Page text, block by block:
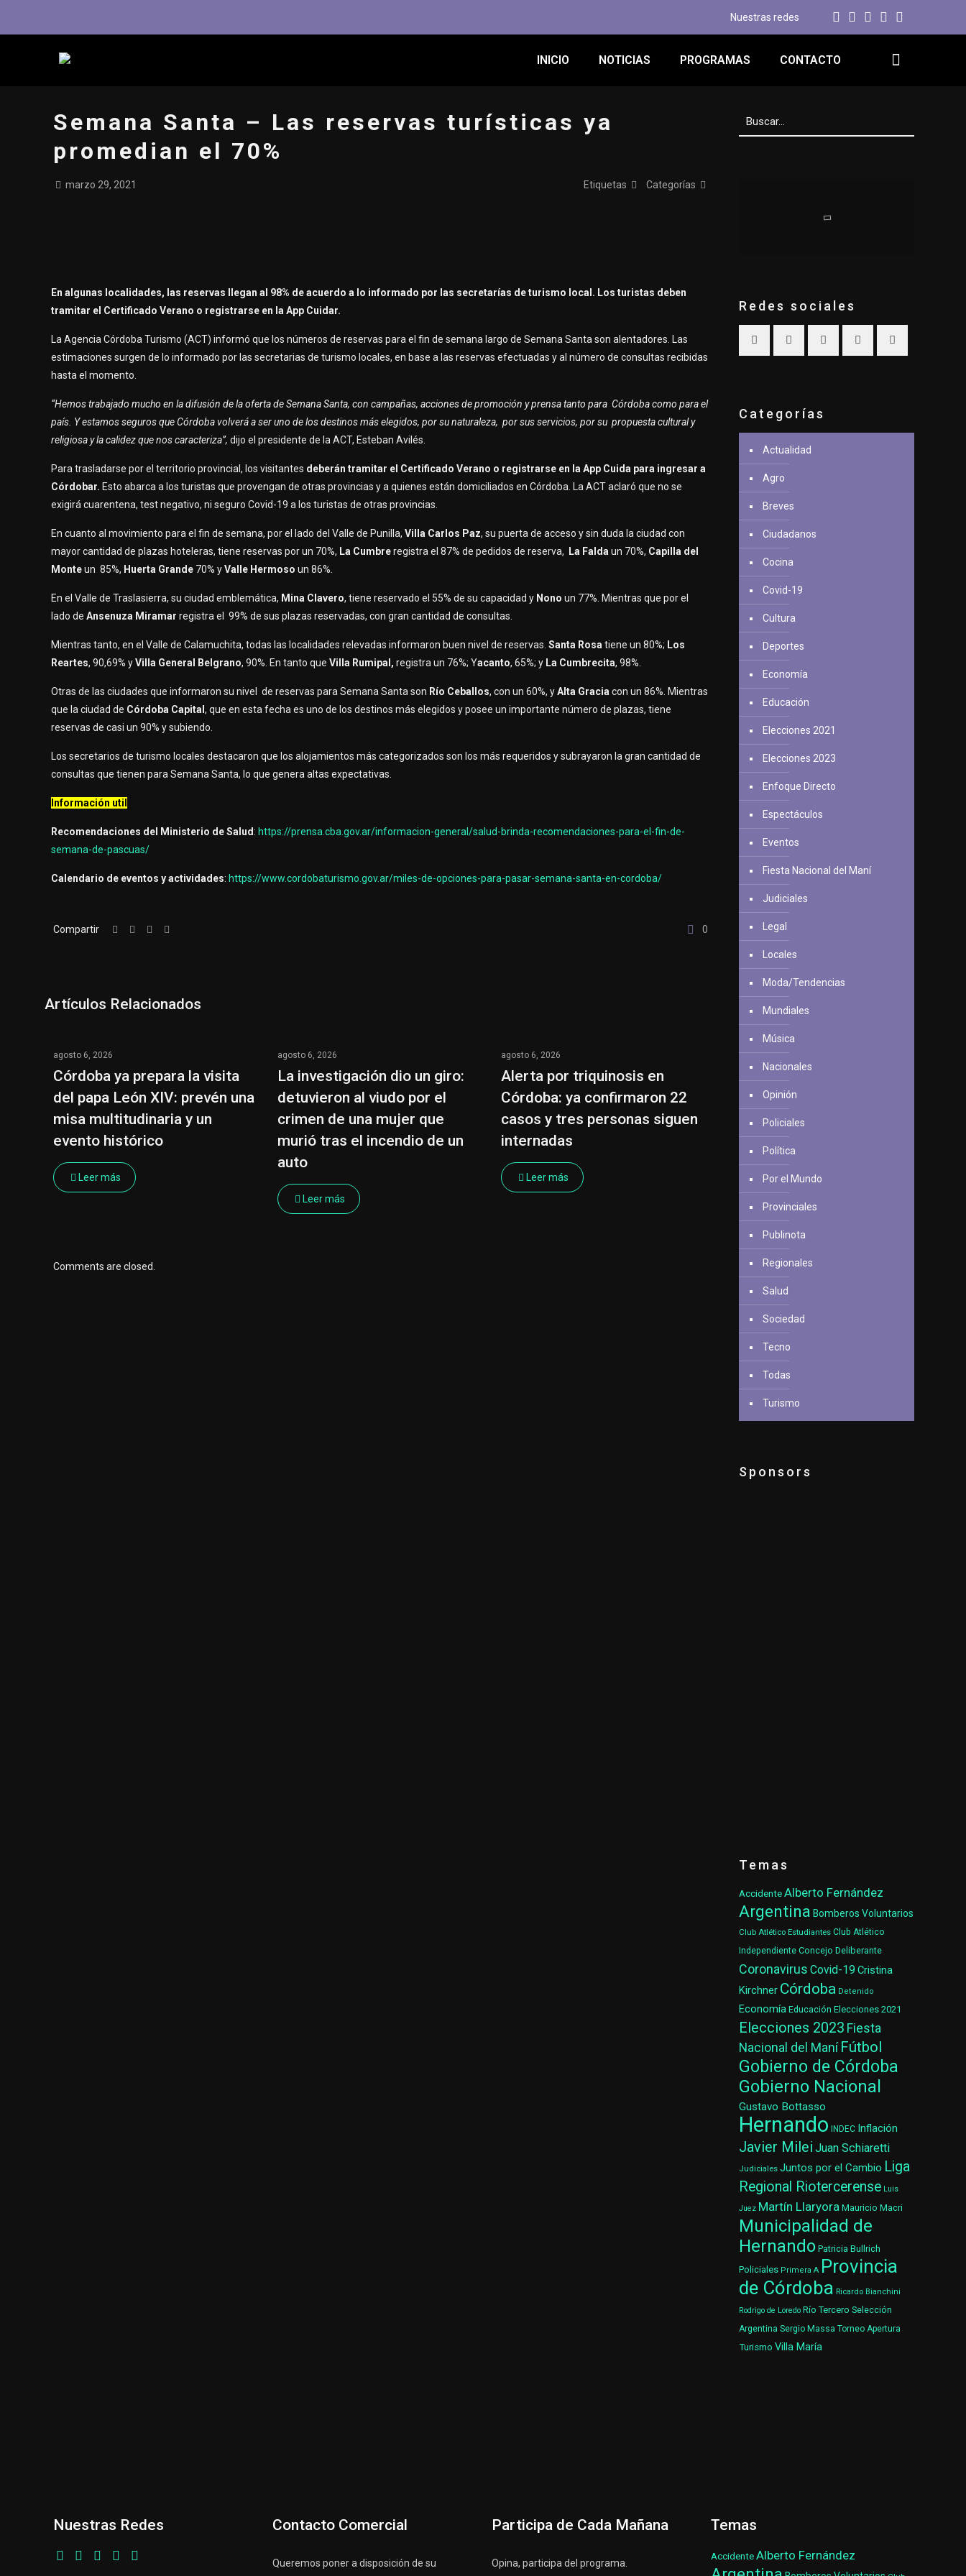
Nuestras redes
INICIO NOTICIAS PROGRAMAS CONTACTO
Semana Santa – Las reservas turísticas ya
promedian el 70%
marzo 29, 2021 Categorías
Etiquetas
En algunas localidades, las reservas llegan al 98% de acuerdo a lo informado por las secretarías de turismo local. Los turistas deben
tramitar el Certificado Verano o registrarse en la App Cuidar.
La Agencia Córdoba Turismo (ACT) informó que los números de reservas para el fin de semana largo de Semana Santa son alentadores. Las
estimaciones surgen de lo informado por las secretarias de turismo locales, en base a las reservas efectuadas y al número de consultas recibidas
hasta el momento.
“Hemos trabajado mucho en la difusión de la oferta de Semana Santa, con campañas, acciones de promoción y prensa tanto para Córdoba como para el
país. Y estamos seguros que Córdoba volverá a ser uno de los destinos más elegidos, por su naturaleza, por sus servicios, por su propuesta cultural y
religiosa y la calidez que nos caracteriza”, dijo el presidente de la ACT, Esteban Avilés.
Para trasladarse por el territorio provincial, los visitantes deberán tramitar el Certificado Verano o registrarse en la App Cuida para ingresar a
Córdobar. Esto abarca a los turistas que provengan de otras provincias y a quienes están domiciliados en Córdoba. La ACT aclaró que no se
exigirá cuarentena, test negativo, ni seguro Covid-19 a los turistas de otras provincias.
En cuanto al movimiento para el fin de semana, por el lado del Valle de Punilla,Villa Carlos Paz, su puerta de acceso y sin duda la ciudad con
mayor cantidad de plazas hoteleras, tiene reservas por un 70%, La Cumbreregistra el 87% de pedidos de reserva, La Falda un 70%, Capilla del
Monteun 85%, Huerta Grande 70% yValle Hermoso un 86%.
En el Valle de Traslasierra, su ciudad emblemática, Mina Clavero, tiene reservado el 55% de su capacidad y Nono un 77%. Mientras que por el
lado deAnsenuza Miramar registra el 99% de sus plazas reservadas, con gran cantidad de consultas.
Mientras tanto, en el Valle de Calamuchita, todas las localidades relevadas informaron buen nivel de reservas.Santa Rosa tiene un 80%; Los
Reartes, 90,69% yVilla General Belgrano, 90%. En tanto queVilla Rumipal, registra un 76%; Yacanto, 65%; y La Cumbrecita, 98%.
Otras de las ciudades que informaron su nivel de reservas para Semana Santa son Río Ceballos, con un 60%, yAlta Gracia con un 86%. Mientras
que la ciudad de Córdoba Capital, que en esta fecha es uno de los destinos más elegidos y posee un importante número de plazas, tiene
reservas de casi un 90% y subiendo.
Los secretarios de turismo locales destacaron que los alojamientos más categorizados son los más requeridos y subrayaron la gran cantidad de
consultas que tienen para Semana Santa, lo que genera altas expectativas.
Información util
Recomendaciones del Ministerio de Salud: https://prensa.cba.gov.ar/informacion-general/salud-brinda-recomendaciones-para-el-fin-de-
semana-de-pascuas/
Calendario de eventos y actividades: https://www.cordobaturismo.gov.ar/miles-de-opciones-para-pasar-semana-santa-en-cordoba/
Compartir 0
Artículos Relacionados
agosto 6, 2026
Córdoba ya prepara la visita
del papa León XIV: prevén una
misa multitudinaria y un
evento histórico
Leer más
agosto 6, 2026
La investigación dio un giro:
detuvieron al viudo por el
crimen de una mujer que
murió tras el incendio de un
auto
Leer más
agosto 6, 2026
Alerta por triquinosis en
Córdoba: ya confirmaron 22
casos y tres personas siguen
internadas
Leer más
Comments are closed.
Redes sociales
Categorías
Actualidad
Agro
Breves
Ciudadanos
Cocina
Covid-19
Cultura
Deportes
Economía
Educación
Elecciones 2021
Elecciones 2023
Enfoque Directo
Espectáculos
Eventos
Fiesta Nacional del Maní
Judiciales
Legal
Locales
Moda/Tendencias
Mundiales
Música
Nacionales
Opinión
Policiales
Política
Por el Mundo
Provinciales
Publinota
Regionales
Salud
Sociedad
Tecno
Todas
Turismo
Sponsors
Temas
AccidenteAlberto Fernández
Argentina Bomberos Voluntarios
Club Atlético Estudiantes Club Atlético
Independiente Concejo Deliberante
Coronavirus Covid-19 Cristina
Kirchner Córdoba Detenido
Economía Educación Elecciones 2021
Elecciones 2023 Fiesta
Nacional del Maní Fútbol
Gobierno de Córdoba
Gobierno Nacional
Gustavo Bottasso
Hernando INDEC Inflación
Javier Milei Juan Schiaretti
Judiciales Juntos por el Cambio Liga
Regional Riotercerense Luis
Juez Martín Llaryora Mauricio Macri
Municipalidad de
Hernando Patricia Bullrich
Policiales Primera A Provincia
de Córdoba Ricardo Bianchini
Rodrigo de Loredo Río Tercero Selección
Argentina Sergio Massa Torneo Apertura
Turismo Villa María
Nuestras Redes Contacto Comercial
Queremos poner a disposición de su
Participa de Cada Mañana
Opina, participa del programa.
Temas
AccidenteAlberto Fernández